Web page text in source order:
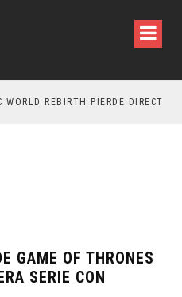
REBIRTH PIERDE DIRECTOR
GAME OF THRONES
SERIE CON